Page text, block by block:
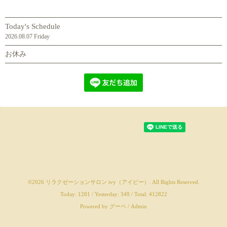
Today's Schedule
2026.08.07 Friday
お休み
©2026 リラクゼーションサロン ivy（アイビー）
. All Rights Reserved.
Today: 1281 / Yesterday: 349 / Total: 412822
Powered by グーペ / Admin